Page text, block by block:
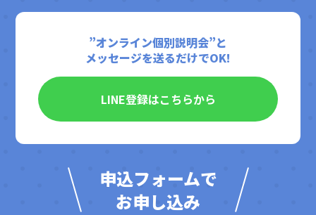
”オンライン個別説明会”と
メッセージを送るだけでOK!
LINE登録はこちらから
申込フォームで
お申し込み